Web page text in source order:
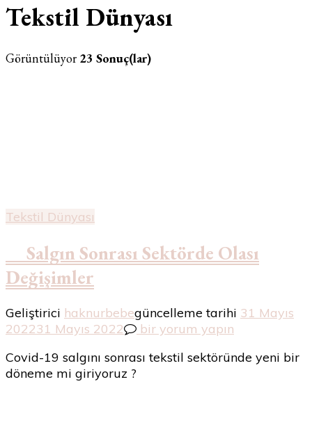
Tekstil Dünyası
Görüntülüyor 23 Sonuç(lar)
Tekstil Dünyası
Salgın Sonrası Sektörde Olası
Değişimler
Geliştirici haknurbebegüncelleme tarihi 31 Mayıs
202231 Mayıs 2022
Sonrası
Sektörde
bir yorum yapın
Covid-19 salgını sonrası tekstil sektöründe yeni bir
döneme mi giriyoruz ?